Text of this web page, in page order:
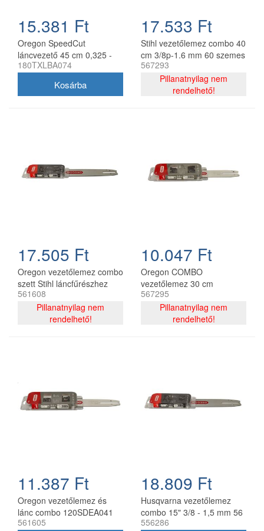
15.381 Ft
Oregon SpeedCut
láncvezető 45 cm 0,325 -
1,3 mm 68 szem Stihl
180TXLBA074
17.533 Ft
Stihl vezetőlemez combo 40
cm 3/8p-1.6 mm 60 szemes
lánccal, Oregon
75DPX060E, 2 db lánc
567293
Pillanatnyilag nem
rendelhető!
17.505 Ft
Oregon vezetőlemez combo
szett Stihl láncfűrészhez
325 - 1,6 mm 40 cm 67
szemes
561608
Pillanatnyilag nem
rendelhető!
10.047 Ft
Oregon COMBO
vezetőlemez 30 cm
120SDEA074 + 2 db
91P044E lánc 3/8P 1.3 mm
44 szemes
567295
Pillanatnyilag nem
rendelhető!
11.387 Ft
Oregon vezetőlemez és
lánc combo 120SDEA041
30 cm 3/8 1,3 mm 2x
561605
18.809 Ft
Husqvarna vezetőlemez
combo 15" 3/8 - 1,5 mm 56
szemes 2 db Oregon
556286